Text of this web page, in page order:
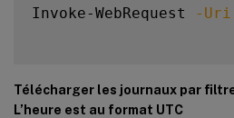
Invoke-WebRequest -Uri
Télécharger les journaux par
L’heure est au format UTC